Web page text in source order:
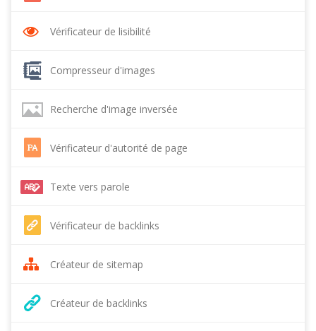
Vérificateur de lisibilité
Compresseur d'images
Recherche d'image inversée
Vérificateur d'autorité de page
Texte vers parole
Vérificateur de backlinks
Créateur de sitemap
Créateur de backlinks